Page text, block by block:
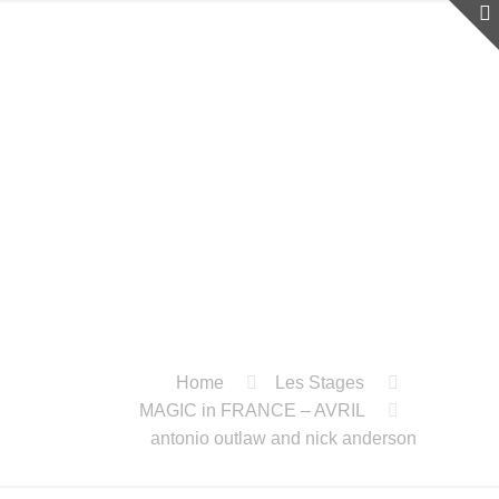
Home
Les Stages
MAGIC in FRANCE – AVRIL
antonio outlaw and nick anderson